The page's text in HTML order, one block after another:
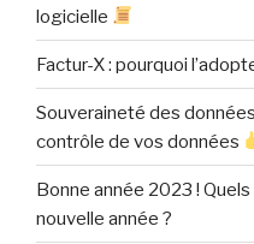
logicielle
Factur-X : pourquoi
Souveraineté des
contrôle de vos données
Bonne année 2023 !
nouvelle année ?